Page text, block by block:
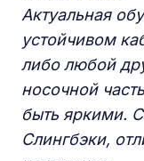
Актуальная
устойчивом
либо любой
носочной
быть яркими.
Слингбэки,